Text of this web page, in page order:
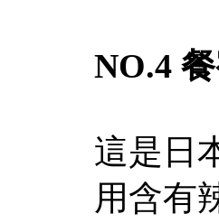
NO.4
這是日
用含有